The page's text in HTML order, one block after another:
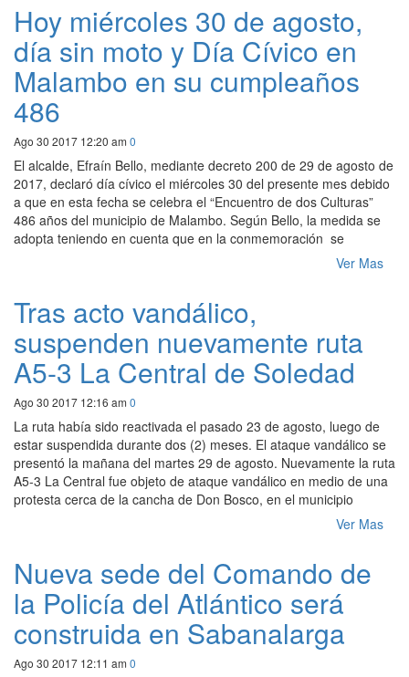
Hoy miércoles 30 de agosto,
día sin moto y Día Cívico en
Malambo en su cumpleaños
486
Ago 30 2017 12:20 am 0
El alcalde, Efraín Bello, mediante decreto 200 de 29 de agosto de
2017, declaró día cívico el miércoles 30 del presente mes debido
a que en esta fecha se celebra el “Encuentro de dos Culturas”
486 años del municipio de Malambo. Según Bello, la medida se
adopta teniendo en cuenta que en la conmemoración se
Ver Mas
Tras acto vandálico,
suspenden nuevamente ruta
A5-3 La Central de Soledad
Ago 30 2017 12:16 am 0
La ruta había sido reactivada el pasado 23 de agosto, luego de
estar suspendida durante dos (2) meses. El ataque vandálico se
presentó la mañana del martes 29 de agosto. Nuevamente la ruta
A5-3 La Central fue objeto de ataque vandálico en medio de una
protesta cerca de la cancha de Don Bosco, en el municipio
Ver Mas
Nueva sede del Comando de
la Policía del Atlántico será
construida en Sabanalarga
Ago 30 2017 12:11 am 0